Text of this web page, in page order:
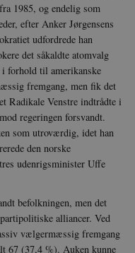
1985, og endelig som
efter Anker Jørgensens
udfordrede han
det såkaldte atomvalg
forhold til amerikanske
fremgang, men fik det
Radikale Venstre indtrådte i
regeringen forsvandt.
som utroværdig, idet han
den norske
udenrigsminister Uffe
befolkningen, men det
alliancer. Ved
vælgermæssig fremgang
67 (37,4 %). Auken kunne